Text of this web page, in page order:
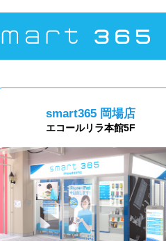
smart365 岡場店
エコールリラ本館5F